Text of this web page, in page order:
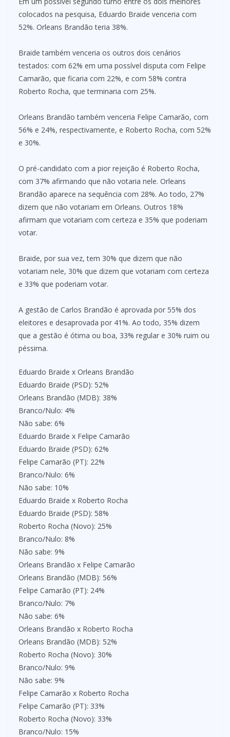
colocados na pesquisa, Eduardo Braide venceria com
52%. Orleans Brandão teria 38%.
Braide também venceria os outros dois cenários
testados: com 62% em uma possível disputa com Felipe
Camarão, que ficaria com 22%, e com 58% contra
Roberto Rocha, que terminaria com 25%.
Orleans Brandão também venceria Felipe Camarão, com
56% e 24%, respectivamente, e Roberto Rocha, com 52%
e 30%.
O pré-candidato com a pior rejeição é Roberto Rocha,
com 37% afirmando que não votaria nele. Orleans
Brandão aparece na sequência com 28%. Ao todo, 27%
dizem que não votariam em Orleans. Outros 18%
afirmam que votariam com certeza e 35% que poderiam
votar.
Braide, por sua vez, tem 30% que dizem que não
votariam nele, 30% que dizem que votariam com certeza
e 33% que poderiam votar.
A gestão de Carlos Brandão é aprovada por 55% dos
eleitores e desaprovada por 41%. Ao todo, 35% dizem
que a gestão é ótima ou boa, 33% regular e 30% ruim ou
péssima.
Eduardo Braide x Orleans Brandão
Eduardo Braide (PSD): 52%
Orleans Brandão (MDB): 38%
Branco/Nulo: 4%
Não sabe: 6%
Eduardo Braide x Felipe Camarão
Eduardo Braide (PSD): 62%
Felipe Camarão (PT): 22%
Branco/Nulo: 6%
Não sabe: 10%
Eduardo Braide x Roberto Rocha
Eduardo Braide (PSD): 58%
Roberto Rocha (Novo): 25%
Branco/Nulo: 8%
Não sabe: 9%
Orleans Brandão x Felipe Camarão
Orleans Brandão (MDB): 56%
Felipe Camarão (PT): 24%
Branco/Nulo: 7%
Não sabe: 6%
Orleans Brandão x Roberto Rocha
Orleans Brandão (MDB): 52%
Roberto Rocha (Novo): 30%
Branco/Nulo: 9%
Não sabe: 9%
Felipe Camarão x Roberto Rocha
Felipe Camarão (PT): 33%
Roberto Rocha (Novo): 33%
Branco/Nulo: 15%